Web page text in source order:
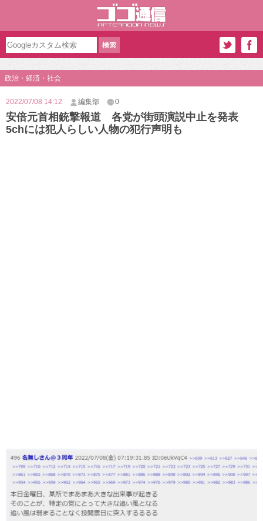
政治・経済・社会
2022/07/08 14:12 編集部 0
安倍元首相銃撃報道 各党が街頭演説中止を発表
5chには犯人らしい人物の犯行声明も